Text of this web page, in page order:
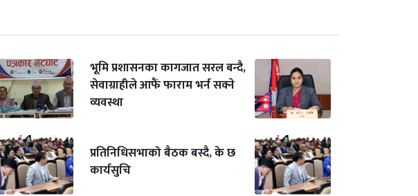
भूमि प्रशासनका कागजात सरल बन्दै,
सेवाग्राहीले आफैं फाराम भर्न सक्ने
व्यवस्था
प्रतिनिधिसभाको बैठक बस्दै, के छ
कार्यसुचि